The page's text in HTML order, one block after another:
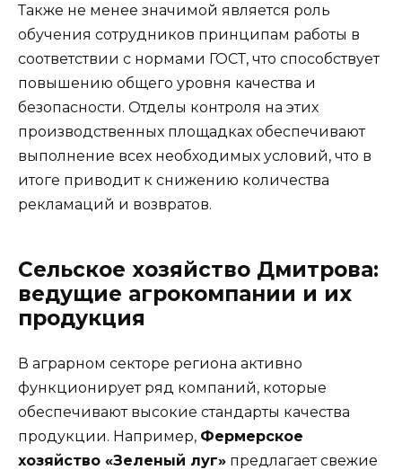
Также не менее значимой является роль
обучения сотрудников принципам работы в
соответствии с нормами ГОСТ, что способствует
повышению общего уровня качества и
безопасности. Отделы контроля на этих
производственных площадках обеспечивают
выполнение всех необходимых условий, что в
итоге приводит к снижению количества
рекламаций и возвратов.
Сельское хозяйство Дмитрова:
ведущие агрокомпании и их
продукция
В аграрном секторе региона активно
функционирует ряд компаний, которые
обеспечивают высокие стандарты качества
продукции. Например, Фермерское
хозяйство «Зеленый луг» предлагает свежие